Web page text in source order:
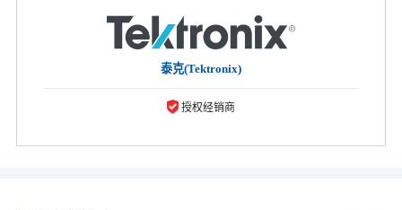
泰克(Tektronix)
授权经销商